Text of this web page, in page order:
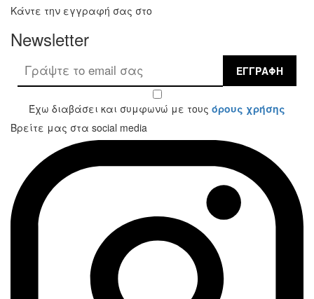
Κάντε την εγγραφή σας στο
Newsletter
ΕΓΓΡΑΦΉ
Έχω διαβάσει και συμφωνώ με τους όρους χρήσης
Βρείτε μας στα social media